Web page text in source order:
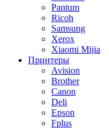
Pantum
Ricoh
Samsung
Xerox
Xiaomi Mijia
Принтеры
Avision
Brother
Canon
Deli
Epson
Fplus